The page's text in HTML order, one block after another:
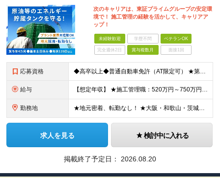
次のキャリアは、東証プライムグループの安定環
境で！ 施工管理の経験を活かして、キャリアア
ップ！
未経験歓迎 学歴不問 ベテランOK
完全週休2日 賞与複数月 面接1回
応募資格 ◆高卒以上◆普通自動車免許（AT限定可） ★第二新卒歓迎 ★プラント業界以外での施工管理経験者歓迎 【こんな方は向いています】 ・施工管理のスキルを活かして働きたい ・安定企業で長く働きたい ・チ
給与 【想定年収】 ★施工管理職：520万円～750万円 ※上記年収は残業時間40時間／月相当の金額を含みます。 月給25万円～35万円＋賞与年2回（原則固定支給額4ヵ月分）＋諸手当（残業手当全額など）
勤務地 ★地元密着、転勤なし！ ★大阪・和歌山・茨城・三重・千葉の各拠点 ★Ｕ・Iターン歓迎！（面接交通費支給） ★社用車貸与（出勤利用OK）、駐車場費用支給 ・大阪府堺市 ・和歌山県有田市 ・茨城県神栖市
求人を見る 検討中に入れる
掲載終了予定日： 2026.08.20